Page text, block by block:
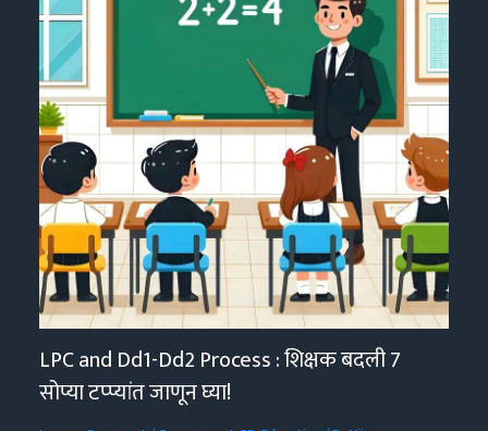
LPC and Dd1-Dd2 Process : शिक्षक बदली 7
सोप्या टप्प्यांत जाणून घ्या!